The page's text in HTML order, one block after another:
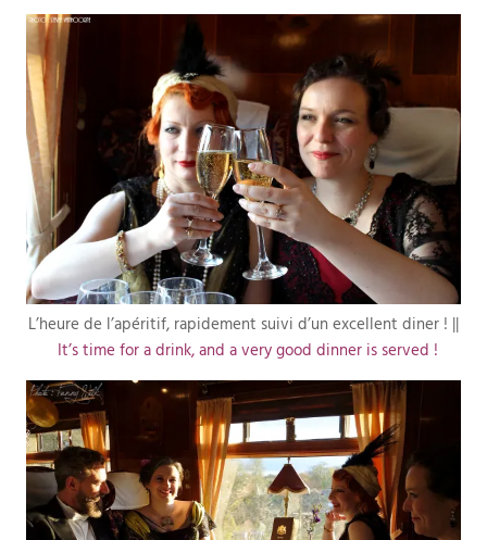
L’heure de l’apéritif, rapidement suivi d’un excellent diner ! ||
It’s time for a drink, and a very good dinner is served !